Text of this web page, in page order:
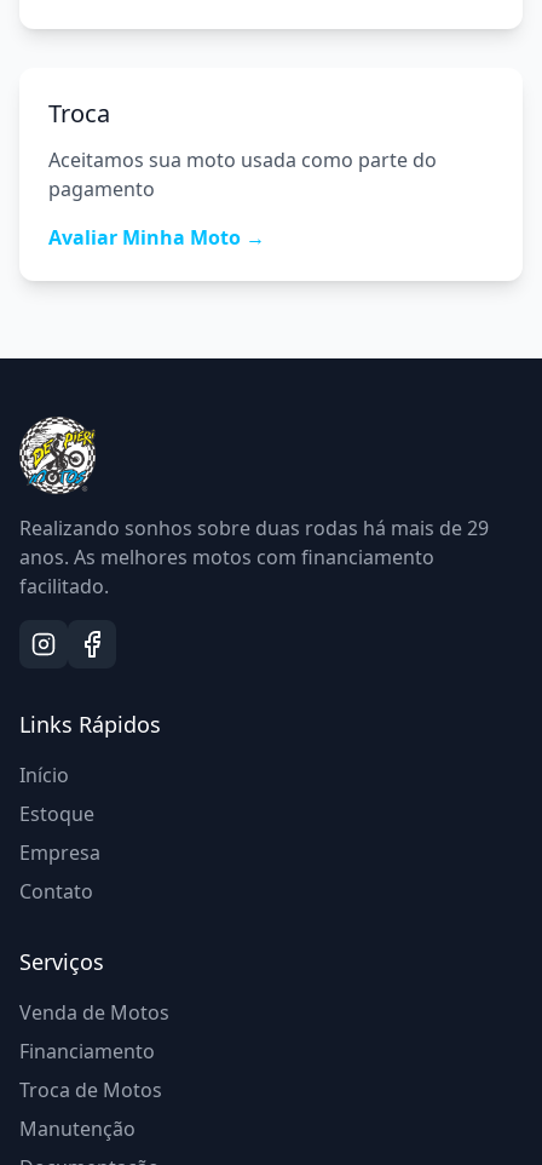
Troca
Aceitamos sua moto usada como parte do
pagamento
Avaliar Minha Moto →
Realizando sonhos sobre duas rodas há mais de29
anos. As melhores motos com financiamento
facilitado.
Links Rápidos
Início
Estoque
Empresa
Contato
Serviços
Venda de Motos
Financiamento
Troca de Motos
Manutenção